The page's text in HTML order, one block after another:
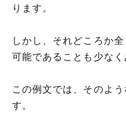
ります。
しかし、それどころか
可能であることも少なく
この例文では、そのよ
す。